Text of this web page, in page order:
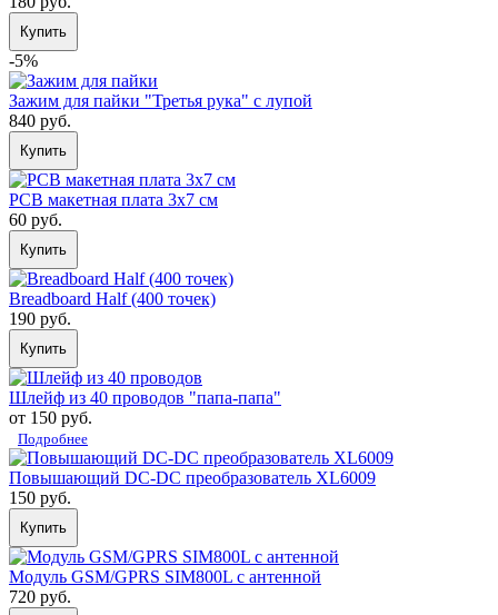
Купить
-5%
Зажим для пайки "Третья рука" с лупой
840 руб.
Купить
PCB макетная плата 3х7 см
60 руб.
Купить
Breadboard Half (400 точек)
190 руб.
Купить
Шлейф из 40 проводов "папа-папа"
от 150 руб.
Подробнее
Повышающий DC-DС преобразователь XL6009
150 руб.
Купить
Модуль GSM/GPRS SIM800L с антенной
720 руб.